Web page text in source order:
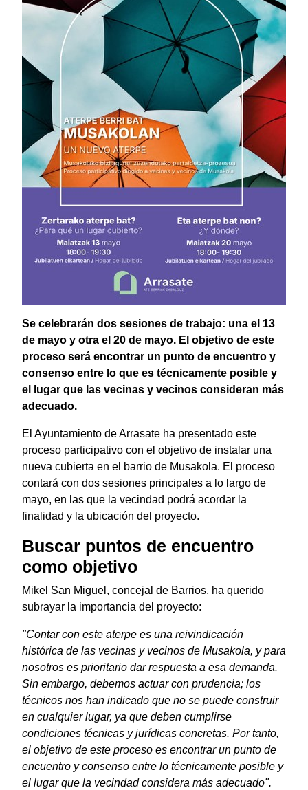
Se celebrarán dos sesiones de trabajo: una el 13
de mayo y otra el 20 de mayo. El objetivo de este
proceso será encontrar un punto de encuentro y
consenso entre lo que es técnicamente posible y
el lugar que las vecinas y vecinos consideran más
adecuado.
El Ayuntamiento de Arrasate ha presentado este
proceso participativo con el objetivo de instalar una
nueva cubierta en el barrio de Musakola. El proceso
contará con dos sesiones principales a lo largo de
mayo, en las que la vecindad podrá acordar la
finalidad y la ubicación del proyecto.
Buscar puntos de encuentro
como objetivo
Mikel San Miguel, concejal de Barrios, ha querido
subrayar la importancia del proyecto:
"Contar con este aterpe es una reivindicación
histórica de las vecinas y vecinos de Musakola, y para
nosotros es prioritario dar respuesta a esa demanda.
Sin embargo, debemos actuar con prudencia; los
técnicos nos han indicado que no se puede construir
en cualquier lugar, ya que deben cumplirse
condiciones técnicas y jurídicas concretas. Por tanto,
el objetivo de este proceso es encontrar un punto de
encuentro y consenso entre lo técnicamente posible y
el lugar que la vecindad considera más adecuado".